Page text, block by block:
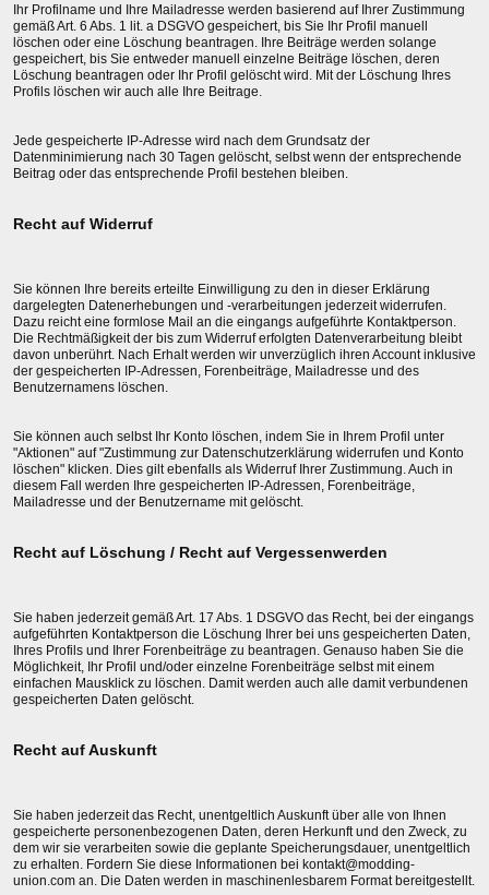
Ihr Profilname und Ihre Mailadresse werden basierend auf Ihrer Zustimmung
gemäß Art. 6 Abs. 1 lit. a DSGVO gespeichert, bis Sie Ihr Profil manuell
löschen oder eine Löschung beantragen. Ihre Beiträge werden solange
gespeichert, bis Sie entweder manuell einzelne Beiträge löschen, deren
Löschung beantragen oder Ihr Profil gelöscht wird. Mit der Löschung Ihres
Profils löschen wir auch alle Ihre Beitrage.
Jede gespeicherte IP-Adresse wird nach dem Grundsatz der
Datenminimierung nach 30 Tagen gelöscht, selbst wenn der entsprechende
Beitrag oder das entsprechende Profil bestehen bleiben.
Recht auf Widerruf
Sie können Ihre bereits erteilte Einwilligung zu den in dieser Erklärung
dargelegten Datenerhebungen und -verarbeitungen jederzeit widerrufen.
Dazu reicht eine formlose Mail an die eingangs aufgeführte Kontaktperson.
Die Rechtmäßigkeit der bis zum Widerruf erfolgten Datenverarbeitung bleibt
davon unberührt. Nach Erhalt werden wir unverzüglich ihren Account inklusive
der gespeicherten IP-Adressen, Forenbeiträge, Mailadresse und des
Benutzernamens löschen.
Sie können auch selbst Ihr Konto löschen, indem Sie in Ihrem Profil unter
"Aktionen" auf "Zustimmung zur Datenschutzerklärung widerrufen und Konto
löschen" klicken. Dies gilt ebenfalls als Widerruf Ihrer Zustimmung. Auch in
diesem Fall werden Ihre gespeicherten IP-Adressen, Forenbeiträge,
Mailadresse und der Benutzername mit gelöscht.
Recht auf Löschung / Recht auf Vergessenwerden
Sie haben jederzeit gemäß Art. 17 Abs. 1 DSGVO das Recht, bei der eingangs
aufgeführten Kontaktperson die Löschung Ihrer bei uns gespeicherten Daten,
Ihres Profils und Ihrer Forenbeiträge zu beantragen. Genauso haben Sie die
Möglichkeit, Ihr Profil und/oder einzelne Forenbeiträge selbst mit einem
einfachen Mausklick zu löschen. Damit werden auch alle damit verbundenen
gespeicherten Daten gelöscht.
Recht auf Auskunft
Sie haben jederzeit das Recht, unentgeltlich Auskunft über alle von Ihnen
gespeicherte personenbezogenen Daten, deren Herkunft und den Zweck, zu
dem wir sie verarbeiten sowie die geplante Speicherungsdauer, unentgeltlich
zu erhalten. Fordern Sie diese Informationen bei kontakt@modding-
union.com an. Die Daten werden in maschinenlesbarem Format bereitgestellt.